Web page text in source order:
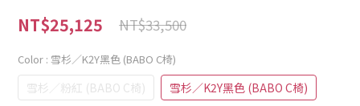
NT$25,125 NT$33,500
Color : 雪杉／K2Y黑色 (BABO C椅)
雪杉／粉紅 (BABO C椅)
雪杉／K2Y黑色 (BABO C椅)